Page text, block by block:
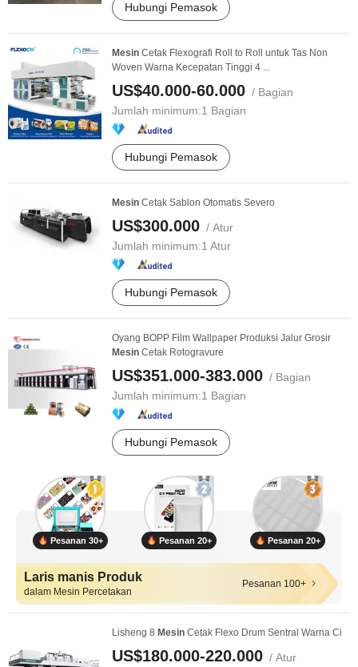
Hubungi Pemasok
Mesin Cetak Flexografi Roll to Roll untuk Tas Non
Woven Warna Kecepatan Tinggi 4 ...
US$40.000-60.000 / Bagian
Jumlah minimum:1 Bagian
Hubungi Pemasok
Mesin Cetak Sablon Otomatis Severo
US$300.000 / Atur
Jumlah minimum:1 Atur
Hubungi Pemasok
Oyang BOPP Film Wallpaper Produksi Jalur Grosir
Mesin Cetak Rotogravure
US$351.000-383.000 / Bagian
Jumlah minimum:1 Bagian
Hubungi Pemasok
Pesanan 30+ Pesanan 20+ Pesanan 20+
Laris manis Produk
dalam Mesin Percetakan
Pesanan 100+
Lisheng 8 Mesin Cetak Flexo Drum Sentral Warna Ci
US$180.000-220.000 / Atur